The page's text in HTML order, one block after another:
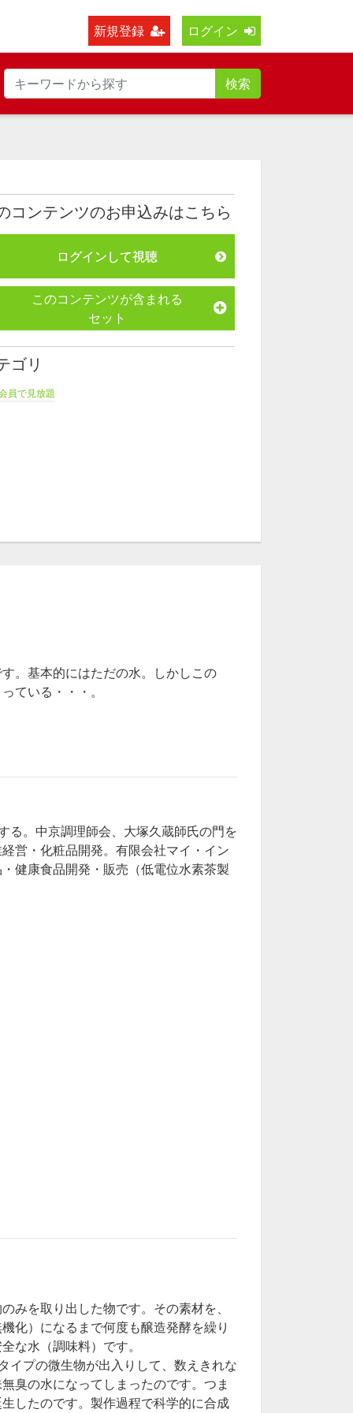
新規登録 ログイン
検索
コンテンツのお申込みはこちら
ログインして視聴
このコンテンツが含まれる
セット
ゴリ
員で見放題
。基本的にはただの水。しかしこの
ている・・・。
る。中京調理師会、大塚久蔵師氏の門を
営・化粧品開発。有限会社マイ・イン
健康食品開発・販売（低電位水素茶製
みを取り出した物です。その素材を、
化）になるまで何度も醸造発酵を繰り
な水（調味料）です。
イプの微生物が出入りして、数えきれな
臭の水になってしまったのです。つま
したのです。製作過程で科学的に合成